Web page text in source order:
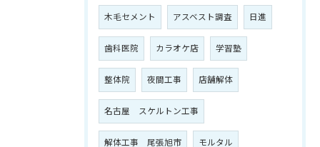
木毛セメント アスベスト調査 日進
歯科医院 カラオケ店 学習塾
整体院 夜間工事 店舗解体
名古屋 スケルトン工事
解体工事 尾張旭市 モルタル